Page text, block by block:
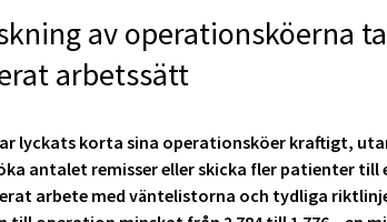
av operationsköerna
arbetssätt
lyckats korta sina operationsköer kraftigt,
antalet remisser eller skicka fler patienter till
arbete med väntelistorna och tydliga